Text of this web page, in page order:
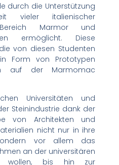
durch die Unterstützung
vieler italienischer
Marmor und
ermöglicht. Diese
von diesen Studenten
Form von Prototypen
auf der Marmomac
Universitäten und
Steinindustrie dank der
von Architekten und
nicht nur in ihre
vor allem das
an der universitären
wollen, bis hin zur